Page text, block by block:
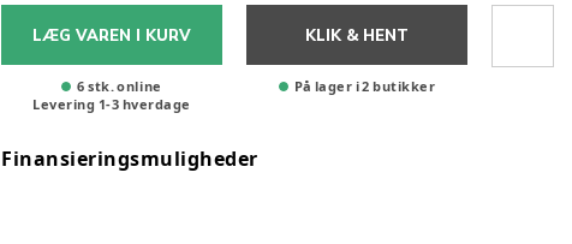
LÆG VAREN I KURV
6 stk. online
Levering 1-3 hverdage
KLIK & HENT
På lager i 2 butikker
Finansieringsmuligheder